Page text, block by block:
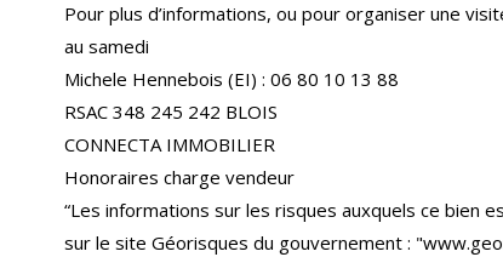
Pour plus d’informations, ou pour organiser une
au samedi
Michele Hennebois (EI) : 06 80 10 13 88
RSAC 348 245 242 BLOIS
CONNECTA IMMOBILIER
Honoraires charge vendeur
“Les informations sur les risques auxquels ce bien
sur le site Géorisques du gouvernement :